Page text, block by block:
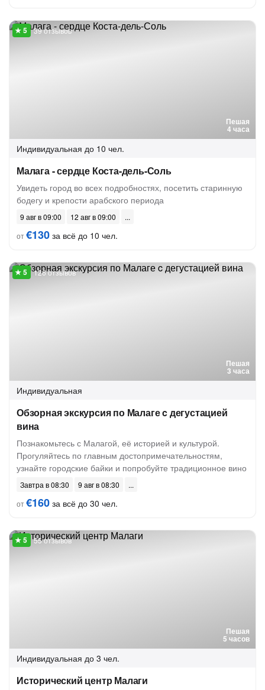
Пешая
4 часа
39 отзывов
Индивидуальная до 10 чел.
Малага - сердце Коста-дель-Соль
Увидеть город во всех подробностях, посетить старинную
бодегу и крепости арабского периода
9 авг в 09:00
12 авг в 09:00
от€130 за всё до 10 чел.
Пешая
3 часа
126 отзывов
Индивидуальная
Обзорная экскурсия по Малаге c дегустацией
вина
Познакомьтесь с Малагой, её историей и культурой.
Прогуляйтесь по главным достопримечательностям,
узнайте городские байки и попробуйте традиционное вино
Завтра в 08:30
9 авг в 08:30
от€160 за всё до 30 чел.
Пешая
5 часов
55 отзывов
Индивидуальная до 3 чел.
Исторический центр Малаги